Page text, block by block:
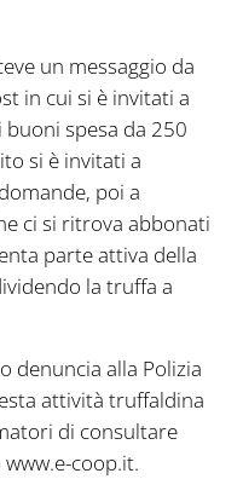
un messaggio da
in cui si è invitati a
spesa da 250
si è invitati a
poi a
ci si ritrova abbonati
parte attiva della
la truffa a
denuncia alla Polizia
attività truffaldina
di consultare
coop.it.